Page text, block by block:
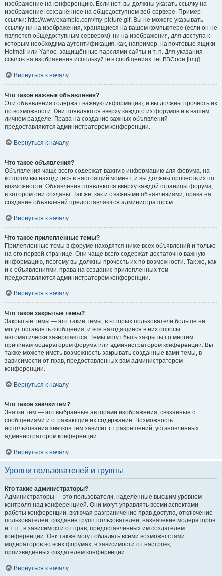
изображение на конференцию. Если нет, вы должны указать ссылку на
изображение, сохранённое на общедоступном веб-сервере. Пример
ссылки: http://www.example.com/my-picture.gif. Вы не можете указывать
ссылку ни на изображения, хранящиеся на вашем компьютере (если он не
является общедоступным сервером), ни на изображения, для доступа к
которым необходима аутентификация, как, например, на почтовые ящики
Hotmail или Yahoo, защищённые паролями сайты и т. п. Для указания
ссылок на изображения используйте в сообщениях тег BBCode [img].
Вернуться к началу
Что такое важные объявления?
Эти объявления содержат важную информацию, и вы должны прочесть их
по возможности. Они появляются вверху каждого из форумов и в вашем
личном разделе. Права на создание важных объявлений
предоставляются администратором конференции.
Вернуться к началу
Что такое объявления?
Объявления чаще всего содержат важную информацию для форума, на
котором вы находитесь в настоящий момент, и вы должны прочесть их по
возможности. Объявления появляются вверху каждой страницы форума,
в котором они созданы. Так же, как и с важными объявлениями, права на
создание объявлений предоставляются администратором.
Вернуться к началу
Что такое прилепленные темы?
Прилепленные темы в форуме находятся ниже всех объявлений и только
на его первой странице. Они чаще всего содержат достаточно важную
информацию, поэтому вы должны прочесть их по возможности. Так же, как
и с объявлениями, права на создание прилепленных тем
предоставляются администратором конференции.
Вернуться к началу
Что такое закрытые темы?
Закрытые темы — это такие темы, в которых пользователи больше не
могут оставлять сообщения, и все находящиеся в них опросы
автоматически завершаются. Темы могут быть закрыты по многим
причинам модератором форума или администратором конференции. Вы
также можете иметь возможность закрывать созданные вами темы, в
зависимости от прав, предоставленных вам администратором
конференции.
Вернуться к началу
Что такое значки тем?
Значки тем — это выбранные авторами изображения, связанные с
сообщениями и отражающие их содержание. Возможность
использования значков тем зависит от разрешений, установленных
администратором конференции.
Вернуться к началу
Уровни пользователей и группы
Кто такие администраторы?
Администраторы — это пользователи, наделённые высшим уровнем
контроля над конференцией. Они могут управлять всеми аспектами
работы конференции, включая разграничение прав доступа, отключение
пользователей, создание групп пользователей, назначение модераторов
и т. п., в зависимости от прав, предоставленных им создателем
конференции. Они также могут обладать всеми возможностями
модераторов во всех форумах, в зависимости от настроек,
произведённых создателем конференции.
Вернуться к началу